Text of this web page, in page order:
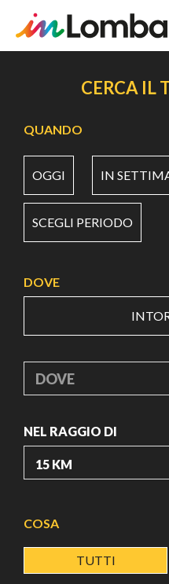
principale
CERCA IL
QUANDO
OGGI IN
SCEGLI PERIODO
DOVE
DOVE
NEL RAGGIO DI
LATITUDINE
COSA
TUTTI